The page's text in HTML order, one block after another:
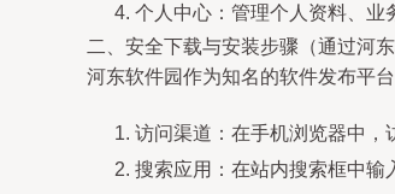
个人中心：管理个人资料、业
二、安全下载与安装步骤（通过河东
河东软件园作为知名的软件发布平
访问渠道：在手机浏览器中，
搜索应用：在站内搜索框中输